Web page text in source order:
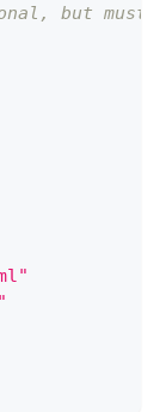
but must